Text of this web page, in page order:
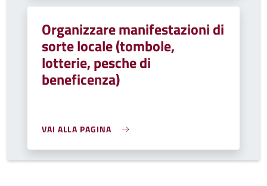
Organizzare manifestazioni di
sorte locale (tombole,
lotterie, pesche di
beneficenza)
VAI ALLA PAGINA